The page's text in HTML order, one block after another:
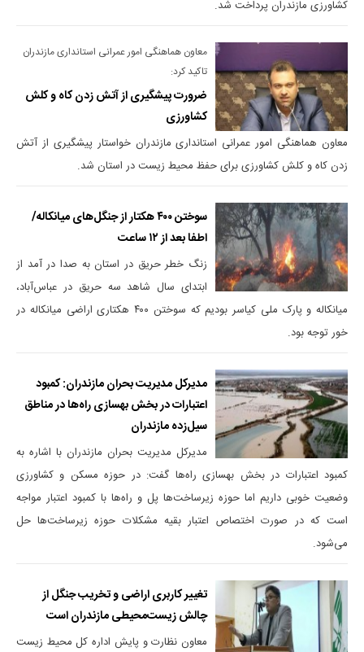
کشاورزی مازندران پرداخت شد.
معاون هماهنگی امور عمرانی استانداری مازندران
تاکید کرد:
ضرورت پیشگیری از آتش زدن کاه و کلش
کشاورزی
معاون هماهنگی امور عمرانی استانداری مازندران خواستار پیشگیری از آتش
زدن کاه و کلش کشاورزی برای حفظ محیط زیست در استان شد.
سوختن ۴۰۰ هکتار از جنگل‌های میانکاله/
اطفا بعد از ۱۲ ساعت
زنگ خطر حریق در استان به صدا در آمد از
ابتدای سال شاهد سه حریق در عباس‌آباد،
میانکاله و پارک ملی کیاسر بودیم که سوختن ۴۰۰ هکتاری اراضی میانکاله در
خور توجه بود.
مدیرکل مدیریت بحران مازندران: کمبود
اعتبارات در بخش بهسازی راه‌ها در مناطق
سیل‌زده مازندران
مدیرکل مدیریت بحران مازندران با اشاره به
کمبود اعتبارات در بخش بهسازی راه‌‎ها گفت: در حوزه مسکن و کشاورزی
وضعیت خوبی داریم اما حوزه زیرساخت‌ها پل و راه‌ها با کمبود اعتبار مواجه
است که در صورت اختصاص اعتبار بقیه مشکلات حوزه زیرساخت‌ها حل
می‌شود.
تغییر کاربری اراضی و تخریب جنگل از
چالش‌ زیست‌محیطی مازندران است
معاون نظارت و پایش اداره کل محیط زیست